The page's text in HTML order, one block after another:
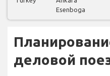
Esenboga
деловой